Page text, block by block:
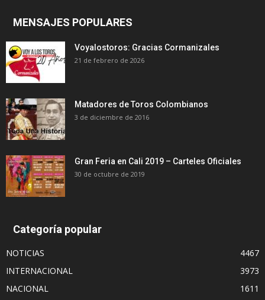
MENSAJES POPULARES
Voyalostoros: Gracias Cormanizales
21 de febrero de 2026
Matadores de Toros Colombianos
3 de diciembre de 2016
Gran Feria en Cali 2019 – Carteles Oficiales
30 de octubre de 2019
Categoría popular
NOTICIAS
4467
INTERNACIONAL
3973
NACIONAL
1611